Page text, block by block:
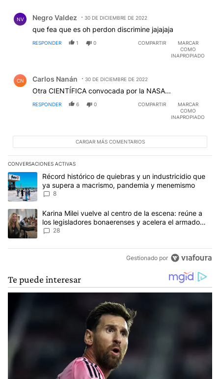
NV Negro Valdez 30 DE DICIEMBRE DE 2022
que fea que es oh perdon discrimine jajajaja
RESPONDER 1 0 COMPARTIR
MARCAR
COMO
INAPROPIADO
CN Carlos Nanán 30 DE DICIEMBRE DE 2022
Otra CIENTÍFICA convocada por la NASA...
RESPONDER 6 0 COMPARTIR
MARCAR
COMO
INAPROPIADO
CARGAR MÁS COMENTARIOS
CONVERSACIONES ACTIVAS
Este listado muestra los artículos con más comentarios en los
Un artículo de tendencia con el título "Récord histórico de
Récord histórico de quiebras y un industricidio que
ya supera a macrismo, pandemia y menemismo
8
Un artículo de tendencia con el título "Karina Milei vuelve al
Karina Milei vuelve al centro de la escena: reúne a
los legisladores bonaerenses y acelera el armado
para 2027
28
Gestionado por